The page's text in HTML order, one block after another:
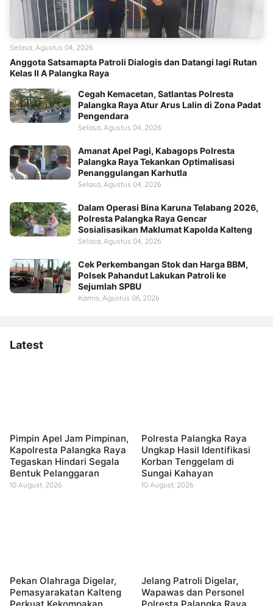
Anggota Satsamapta Patroli Dialogis dan Datangi lagi Rutan
Kelas II A Palangka Raya
Selasa, Agustus 04, 2026
Cegah Kemacetan, Satlantas Polresta
Palangka Raya Atur Arus Lalin di Zona Padat
Pengendara
Selasa, Agustus 04, 2026
Amanat Apel Pagi, Kabagops Polresta
Palangka Raya Tekankan Optimalisasi
Penanggulangan Karhutla
Selasa, Agustus 04, 2026
Dalam Operasi Bina Karuna Telabang 2026,
Polresta Palangka Raya Gencar
Sosialisasikan Maklumat Kapolda Kalteng
Selasa, Agustus 04, 2026
Cek Perkembangan Stok dan Harga BBM,
Polsek Pahandut Lakukan Patroli ke
Sejumlah SPBU
Kamis, Agustus 06, 2026
Latest
Pimpin Apel Jam Pimpinan,
Kapolresta Palangka Raya
Tegaskan Hindari Segala
Bentuk Pelanggaran
10 August, 2026
Polresta Palangka Raya
Ungkap Hasil Identifikasi
Korban Tenggelam di
Sungai Kahayan
10 August, 2026
Pekan Olahraga Digelar,
Pemasyarakatan Kalteng
Jelang Patroli Digelar,
Wapawas dan Personel